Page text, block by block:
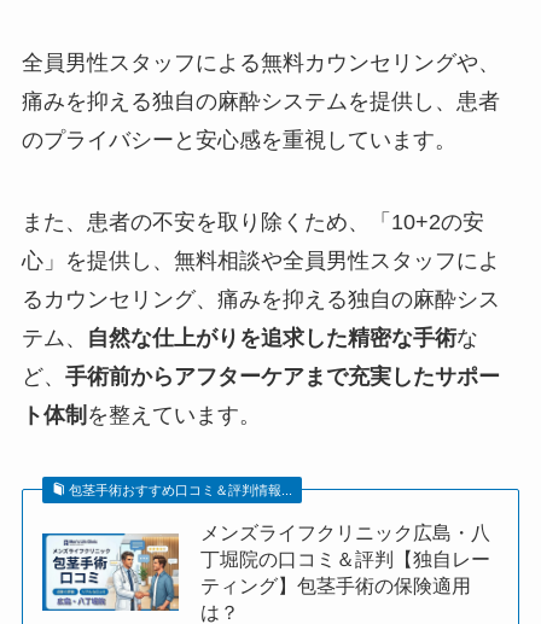
全員男性スタッフによる無料カウンセリングや、
痛みを抑える独自の麻酔システムを提供し、患者
のプライバシーと安心感を重視しています。
また、患者の不安を取り除くため、「10+2の安
心」を提供し、無料相談や全員男性スタッフによ
るカウンセリング、痛みを抑える独自の麻酔シス
テム、
自然な仕上がりを追求した精密な手術な
ど、 手術前からアフターケアまで充実したサポー
ト体制 を整えています。
包茎手術おすすめ口コミ＆評判情報...
メンズライフクリニック広島・八
丁堀院の口コミ＆評判【独自レー
ティング】包茎手術の保険適用
は？